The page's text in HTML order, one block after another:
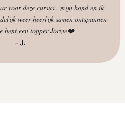
voor deze cursus.. mijn hond en ik
weer heerlijk samen ontspannen
bent een topper Jorine❤️
– J.